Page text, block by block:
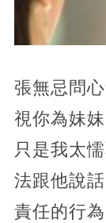
張無忌問
視你為妹
只是我太
法跟他說
責任的行